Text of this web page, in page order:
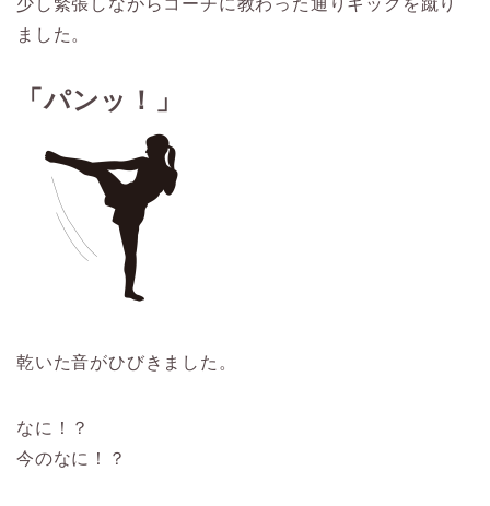
ました。
「パンッ！」
乾いた音がひびきました。
なに！？
今のなに！？